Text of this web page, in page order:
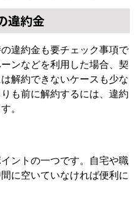
違約金
違約金も要チェック事項で
ンなどを利用した場合、契
解約できないケースも少な
も前に解約するには、違約
。
ントの一つです。自宅や職
に空いていなければ便利に